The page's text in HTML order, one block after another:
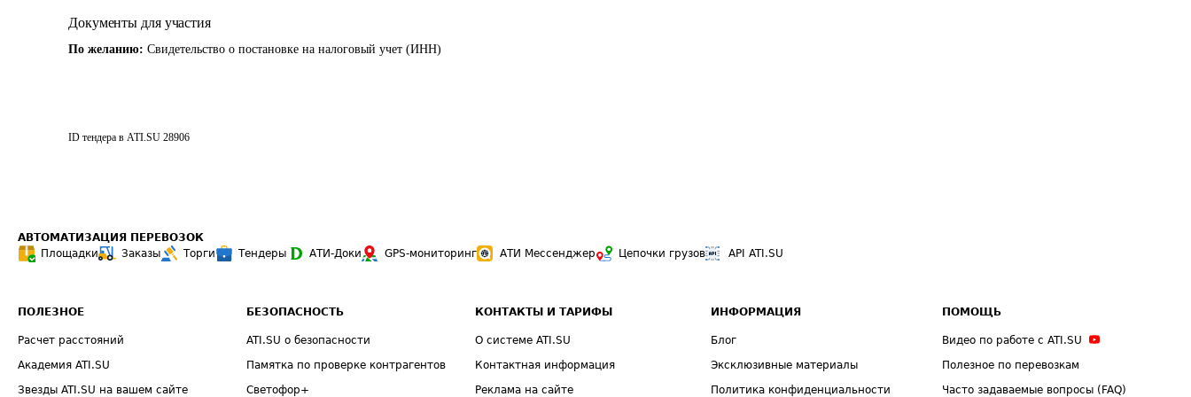
Документы для участия
По желанию: Свидетельство о постановке на налоговый учет (ИНН)
ID тендера в ATI.SU 28906
АВТОМАТИЗАЦИЯ ПЕРЕВОЗОК
Площадки
Заказы Торги Тендеры АТИ-Доки GPS-мониторинг АТИ Мессенджер Цепочки грузов API ATI.SU
ПОЛЕЗНОЕ
Расчет расстояний
Академия ATI.SU
Звезды ATI.SU на вашем сайте
БЕЗОПАСНОСТЬ
ATI.SU о безопасности
Памятка по проверке контрагентов
Светофор+
КОНТАКТЫ И ТАРИФЫ
О системе ATI.SU
Контактная информация
Реклама на сайте
ИНФОРМАЦИЯ
Блог
Эксклюзивные материалы
Политика конфиденциальности
ПОМОЩЬ
Видео по работе с ATI.SU
Полезное по перевозкам
Часто задаваемые вопросы (FAQ)